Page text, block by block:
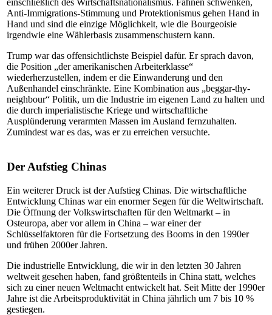
einschließlich des Wirtschaftsnationalismus. Fahnen schwenken,
Anti-Immigrations-Stimmung und Protektionismus gehen Hand in
Hand und sind die einzige Möglichkeit, wie die Bourgeoisie
irgendwie eine Wählerbasis zusammenschustern kann.
Trump war das offensichtlichste Beispiel dafür. Er sprach davon,
die Position „der amerikanischen Arbeiterklasse“
wiederherzustellen, indem er die Einwanderung und den
Außenhandel einschränkte. Eine Kombination aus „beggar-thy-
neighbour“ Politik, um die Industrie im eigenen Land zu halten und
die durch imperialistische Kriege und wirtschaftliche
Ausplünderung verarmten Massen im Ausland fernzuhalten.
Zumindest war es das, was er zu erreichen versuchte.
Der Aufstieg Chinas
Ein weiterer Druck ist der Aufstieg Chinas. Die wirtschaftliche
Entwicklung Chinas war ein enormer Segen für die Weltwirtschaft.
Die Öffnung der Volkswirtschaften für den Weltmarkt – in
Osteuropa, aber vor allem in China – war einer der
Schlüsselfaktoren für die Fortsetzung des Booms in den 1990er
und frühen 2000er Jahren.
Die industrielle Entwicklung, die wir in den letzten 30 Jahren
weltweit gesehen haben, fand größtenteils in China statt, welches
sich zu einer neuen Weltmacht entwickelt hat. Seit Mitte der 1990er
Jahre ist die Arbeitsproduktivität in China jährlich um 7 bis 10 %
gestiegen.